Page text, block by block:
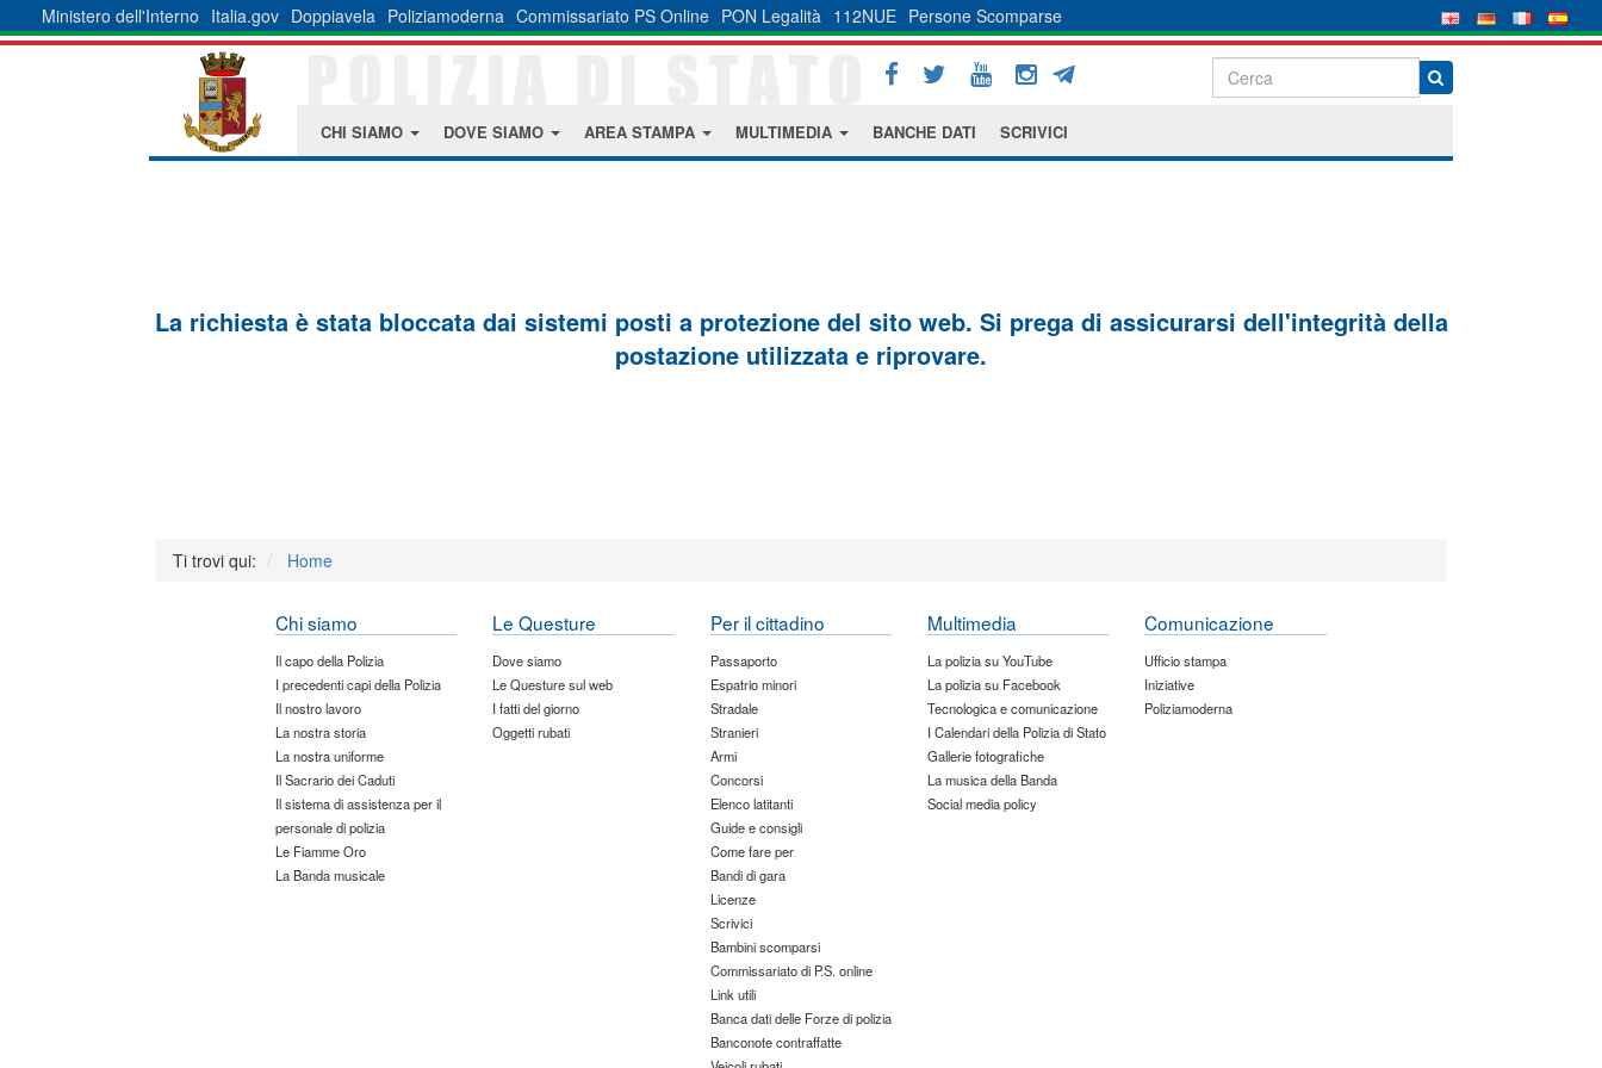
Ministero dell'Interno Italia.gov Doppiavela Poliziamoderna Commissariato PS Online PON Legalità 112NUE Persone Scomparse
CHI SIAMO DOVE SIAMO AREA STAMPA MULTIMEDIA BANCHE DATI SCRIVICI
La richiesta è stata bloccata dai sistemi posti a protezione del sito web. Si prega di assicurarsi dell'integrità della
postazione utilizzata e riprovare.
Ti trovi qui: Home
Chi siamo
Il capo della Polizia
I precedenti capi della Polizia
Il nostro lavoro
La nostra storia
La nostra uniforme
Il Sacrario dei Caduti
Il sistema di assistenza per il
personale di polizia
Le Fiamme Oro
La Banda musicale
Le Questure
Dove siamo
Le Questure sul web
I fatti del giorno
Oggetti rubati
Per il cittadino
Passaporto
Espatrio minori
Stradale
Stranieri
Armi
Concorsi
Elenco latitanti
Guide e consigli
Come fare per
Bandi di gara
Licenze
Scrivici
Bambini scomparsi
Commissariato di P.S. online
Link utili
Banca dati delle Forze di polizia
Banconote contraffatte
Multimedia
La polizia su YouTube
La polizia su Facebook
Tecnologica e comunicazione
I Calendari della Polizia di Stato
Gallerie fotografiche
La musica della Banda
Social media policy
Comunicazione
Ufficio stampa
Iniziative
Poliziamoderna